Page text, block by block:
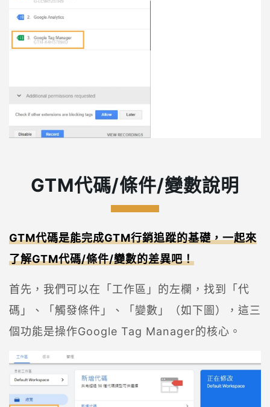
GTM代碼/條件/變數說明
GTM代碼是能完成GTM行銷追蹤的基礎，一起來
了解GTM代碼/條件/變數的差異吧！
首先，我們可以在「工作區」的左欄，找到「代
碼」、「觸發條件」、「變數」（如下圖），這三
個功能是操作Google Tag Manager的核心。